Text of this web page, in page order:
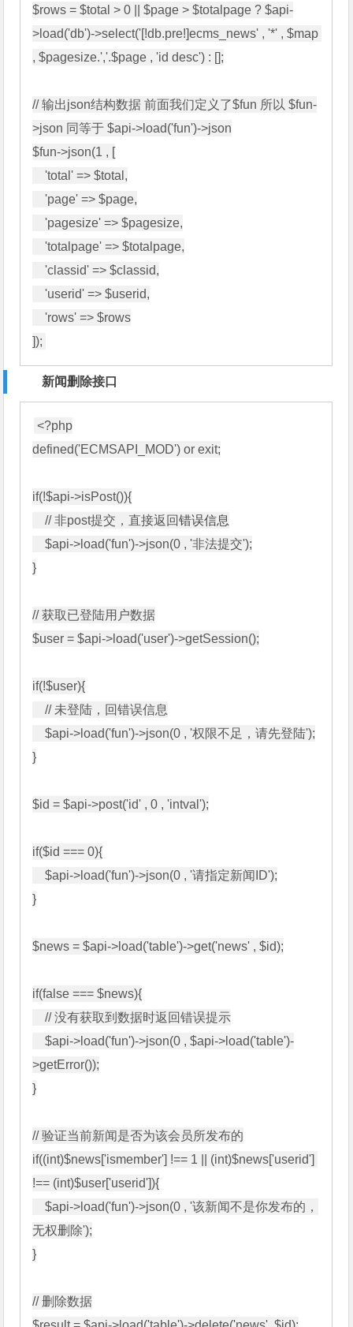
$rows = $total > 0 || $page > $totalpage ? $api-
>load('db')->select('[!db.pre!]ecms_news' , '*' , $map
, $pagesize.','.$page , 'id desc') : [];
// 输出json结构数据 前面我们定义了$fun 所以 $fun-
>json 同等于 $api->load('fun')->json
$fun->json(1 , [
    'total' => $total,
    'page' => $page,
    'pagesize' => $pagesize,
    'totalpage' => $totalpage,
    'classid' => $classid,
    'userid' => $userid,
    'rows' => $rows
]);
新闻删除接口
<?php
defined('ECMSAPI_MOD') or exit;
if(!$api->isPost()){
    // 非post提交，直接返回
错误信息
    $api->load('fun')->json(0 , '非法提交');
}
// 获取已登陆用户数据
$user = $api->load('user')->getSession();
if(!$user){
    // 未登陆，回错误信息
    $api->load('fun')->json(0 , '权限不足，请先登陆');
}
$id = $api->post('id' , 0 , 'intval');
if($id === 0){
    $api->load('fun')->json(0 , '请指定新闻ID');
}
$news = $api->load('table')->get('news' , $id);
if(false === $news){
    // 没有获取到数据时返回错误提示
    $api->load('fun')->json(0 , $api->load('table')-
>getError());
}
// 验证当前新闻是否为该会员所发布的
if((int)$news['ismember'] !== 1 || (int)$news['userid']
!== (int)$user['userid']){
    $api->load('fun')->json(0 , '该新闻不是你发布的，
无权删除');
}
// 删除数据